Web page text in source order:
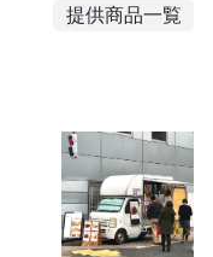
提供商品一覧